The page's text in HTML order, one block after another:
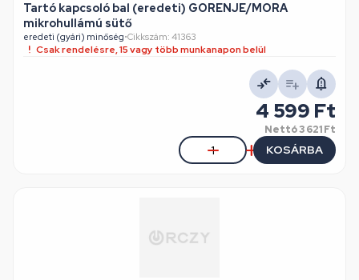
Tartó kapcsoló bal (eredeti) GORENJE/MORA
mikrohullámú sütő
eredeti (gyári) minőség•Cikkszám: 41363
Csak rendelésre, 15 vagy több munkanapon belül
4 599 Ft
Nettó3 621 Ft
KOSÁRBA